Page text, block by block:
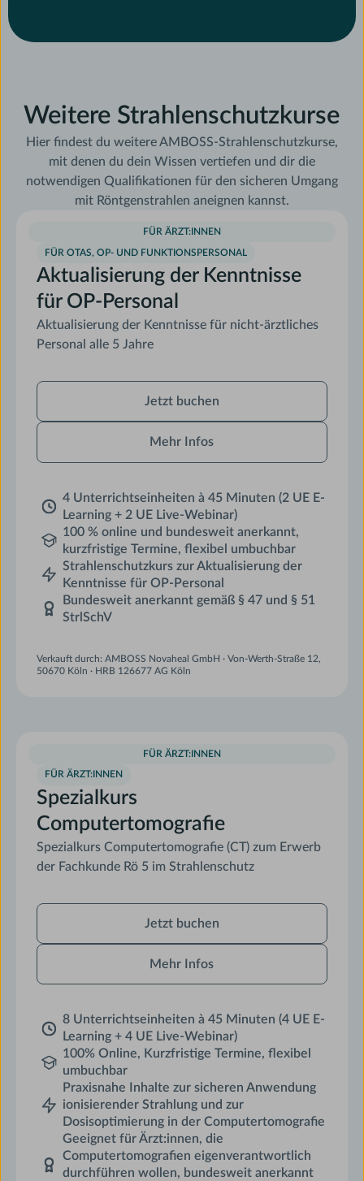
Weitere Strahlenschutzkurse
Hier findest du weitere AMBOSS-Strahlenschutzkurse,
mit denen du dein Wissen vertiefen und dir die
notwendigen Qualifikationen für den sicheren Umgang
mit Röntgenstrahlen aneignen kannst.
FÜR ÄRZT:INNEN
FÜR OTAS, OP- UND FUNKTIONSPERSONAL
Aktualisierung der Kenntnisse
für OP-Personal
Aktualisierung der Kenntnisse für nicht-ärztliches
Personal alle 5 Jahre
buchen
Jetzt buchen
Mehr Infos
4 Unterrichtseinheiten à 45 Minuten (2 UE E-
Learning + 2 UE Live-Webinar)
100 % online und bundesweit anerkannt,
kurzfristige Termine, flexibel umbuchbar
Strahlenschutzkurs zur Aktualisierung der
Kenntnisse für OP-Personal
Bundesweit anerkannt gemäß § 47 und § 51
StrlSchV
Verkauft durch: AMBOSS Novaheal GmbH · Von-Werth-Straße 12,
50670 Köln · HRB 126677 AG Köln
FÜR ÄRZT:INNEN
FÜR ÄRZT:INNEN
Spezialkurs
Computertomografie
Spezialkurs Computertomografie (CT) zum Erwerb
der Fachkunde Rö 5 im Strahlenschutz
buchen
Jetzt buchen
Mehr Infos
8 Unterrichtseinheiten à 45 Minuten (4 UE E-
Learning + 4 UE Live-Webinar)
100% Online, Kurzfristige Termine, flexibel
umbuchbar
Praxisnahe Inhalte zur sicheren Anwendung
ionisierender Strahlung und zur
Dosisoptimierung in der Computertomografie
Geeignet für Ärzt:innen, die
Computertomografien eigenverantwortlich
durchführen wollen, bundesweit anerkannt